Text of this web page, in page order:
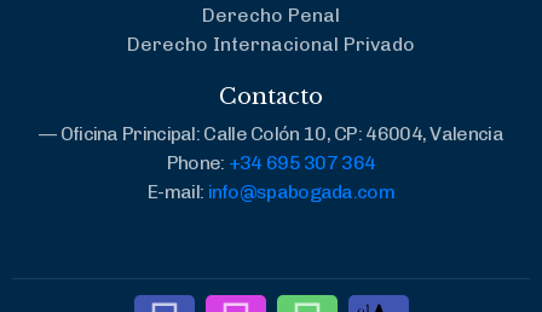
Derecho Penal
Derecho Internacional Privado
Contacto
— Oficina Principal: Calle Colón 10, CP: 46004, Valencia
Phone: +34 695 307 364
E-mail: info@spabogada.com